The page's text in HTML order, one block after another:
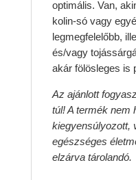
optimális. Van,
kolin-só vagy
legmegfelelőbb,
és/vagy
akár fölösleges is
Az ajánlott
túl! A termék nem
kiegyensúlyozott,
egészséges
elzárva tárolandó.